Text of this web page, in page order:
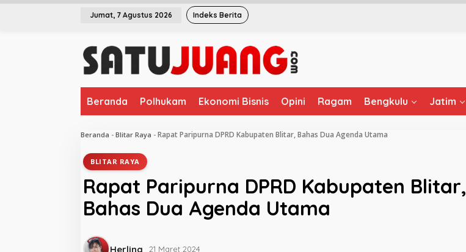
L
Jumat, 7 Agustus 2026 Indeks Berita
Beranda Polhukam Ekonomi Bisnis Opini Ragam Bengkulu Jatim
Beranda - Blitar Raya - Rapat Paripurna DPRD Kabupaten Blitar, Bahas Dua Agenda Utama
BLITAR RAYA
Rapat Paripurna DPRD Kabupaten Blitar,
Bahas Dua Agenda Utama
Herlina 21 Maret 2024